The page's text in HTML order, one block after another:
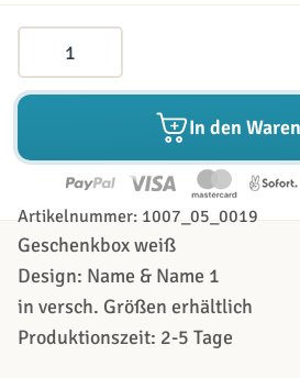
In den
Artikelnummer: 1007_05_0019
Geschenkbox weiß
Design: Name & Name 1
in versch. Größen erhältlich
Produktionszeit: 2-5 Tage